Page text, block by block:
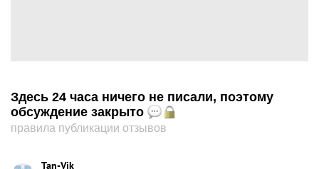
Здесь 24 часа ничего не писали, поэтому
обсуждение закрыто
правила публикации отзывов
Tan-Vik